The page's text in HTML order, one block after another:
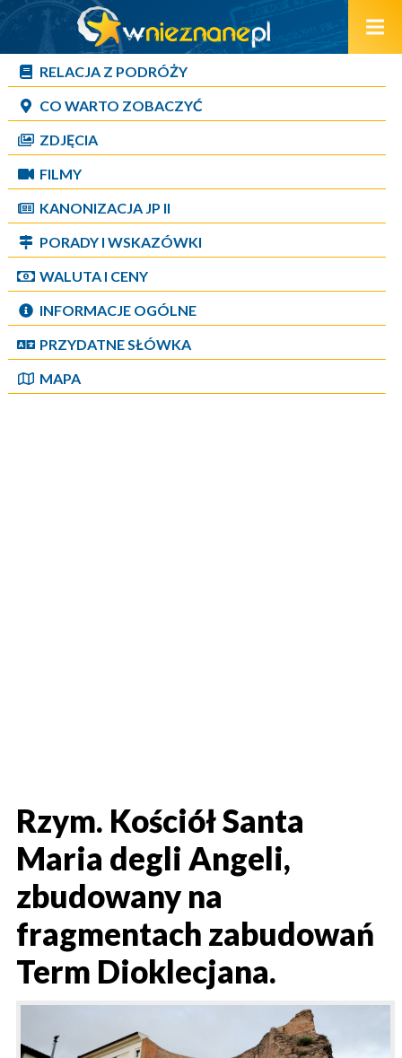
RELACJA Z PODRÓŻY
CO WARTO ZOBACZYĆ
ZDJĘCIA
FILMY
KANONIZACJA JP II
PORADY I WSKAZÓWKI
WALUTA I CENY
INFORMACJE OGÓLNE
PRZYDATNE SŁÓWKA
MAPA
Rzym. Kościół Santa
Maria degli Angeli,
zbudowany na
fragmentach zabudowań
Term Dioklecjana.